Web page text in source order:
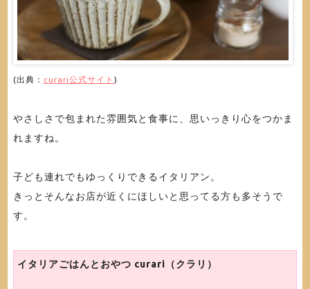
(出典： curari公式サイト )
やさしさで包まれた雰囲気と食事に、思いっきり心をつかま
れますね。
子ども連れでもゆっくりできるイタリアン。
きっとそんなお店が近くにほしいと思ってる方も多そうで
す。
イタリアごはんとおやつ curari（クラリ）